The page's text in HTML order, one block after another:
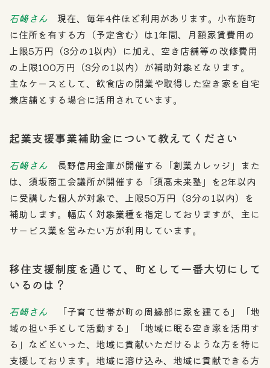
石﨑さん 現在、毎年4件ほど利用があります。小布施町
に住所を有する方（予定含む）は1年間、月額家賃費用の
上限5万円（3分の1以内）に加え、空き店舗等の改修費用
の上限100万円（3分の1以内）が補助対象となります。
主なケースとして、飲食店の開業や取得した空き家を自宅
兼店舗とする場合に活用されています。
起業支援事業補助金について教えてください
石﨑さん 長野信用金庫が開催する「創業カレッジ」また
は、須坂商工会議所が開催する「須高未来塾」を2年以内
に受講した個人が対象で、上限50万円（3分の1以内）を
補助します。幅広く対象業種を指定しておりますが、主に
サービス業を営みたい方が利用しています。
移住支援制度を通じて、町として一番大切にして
いるのは？
石﨑さん 「子育て世帯が町の周縁部に家を建てる」「地
域の担い手として活動する」「地域に眠る空き家を活用す
る」などといった、地域に貢献いただけるような方を特に
支援しております。地域に溶け込み、地域に貢献できる方